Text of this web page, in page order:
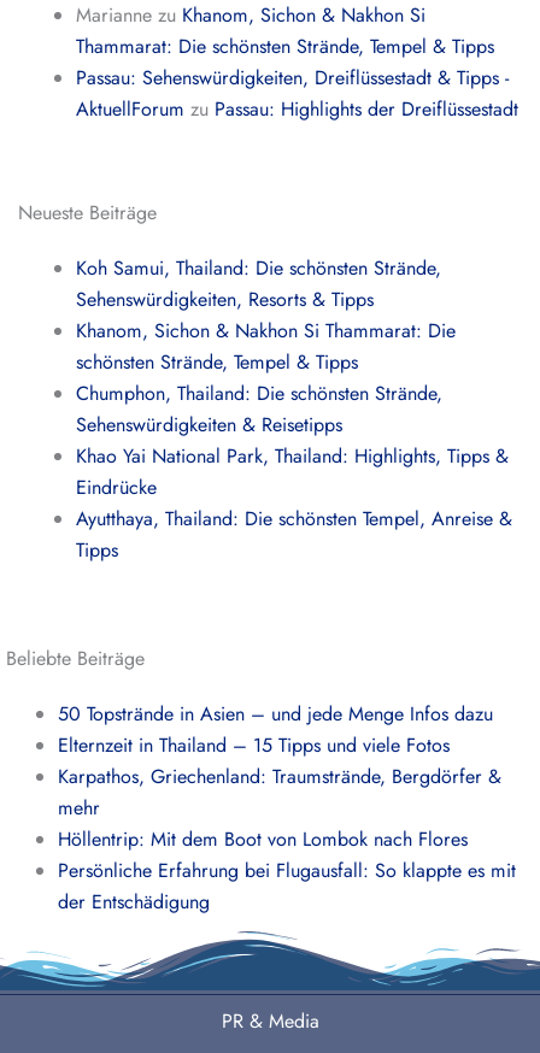
Marianne zu Khanom, Sichon & Nakhon Si
Thammarat: Die schönsten Strände, Tempel & Tipps
Passau: Sehenswürdigkeiten, Dreiflüssestadt & Tipps -
AktuellForum zu Passau: Highlights der Dreiflüssestadt
Neueste Beiträge
Koh Samui, Thailand: Die schönsten Strände,
Sehenswürdigkeiten, Resorts & Tipps
Khanom, Sichon & Nakhon Si Thammarat: Die
schönsten Strände, Tempel & Tipps
Chumphon, Thailand: Die schönsten Strände,
Sehenswürdigkeiten & Reisetipps
Khao Yai National Park, Thailand: Highlights, Tipps &
Eindrücke
Ayutthaya, Thailand: Die schönsten Tempel, Anreise &
Tipps
Beliebte Beiträge
50 Topstrände in Asien – und jede Menge Infos dazu
Elternzeit in Thailand – 15 Tipps und viele Fotos
Karpathos, Griechenland: Traumstrände, Bergdörfer &
mehr
Höllentrip: Mit dem Boot von Lombok nach Flores
Persönliche Erfahrung bei Flugausfall: So klappte es mit
der Entschädigung
PR & Media